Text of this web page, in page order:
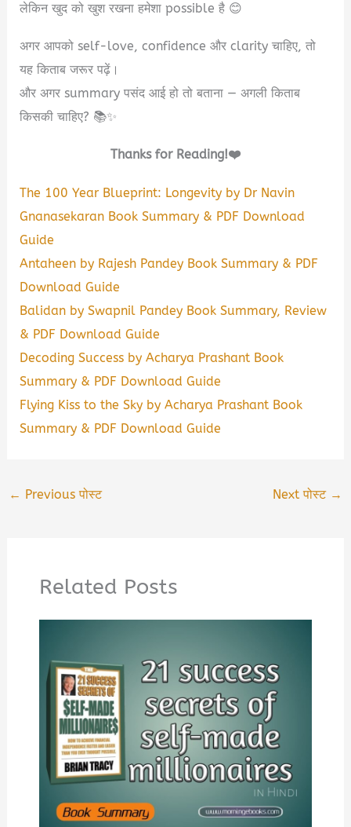
लेकिन खुद को खुश रखना हमेशा possible है 😊
अगर आपको self-love, confidence और clarity चाहिए, तो
यह किताब जरूर पढ़ें।
और अगर summary पसंद आई हो तो बताना — अगली किताब
किसकी चाहिए? 📚✨
Thanks for Reading!❤️
The 100 Year Blueprint: Longevity by Dr Navin
Gnanasekaran Book Summary & PDF Download
Guide
Antaheen by Rajesh Pandey Book Summary & PDF
Download Guide
Balidan by Swapnil Pandey Book Summary, Review
& PDF Download Guide
Decoding Success by Acharya Prashant Book
Summary & PDF Download Guide
Flying Kiss to the Sky by Acharya Prashant Book
Summary & PDF Download Guide
← Previous पोस्ट Next पोस्ट →
Related Posts